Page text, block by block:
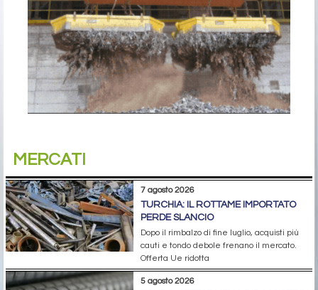
MERCATI
7 agosto 2026
TURCHIA: IL ROTTAME IMPORTATO
PERDE SLANCIO
Dopo il rimbalzo di fine luglio, acquisti più
cauti e tondo debole frenano il mercato.
Offerta Ue ridotta
5 agosto 2026